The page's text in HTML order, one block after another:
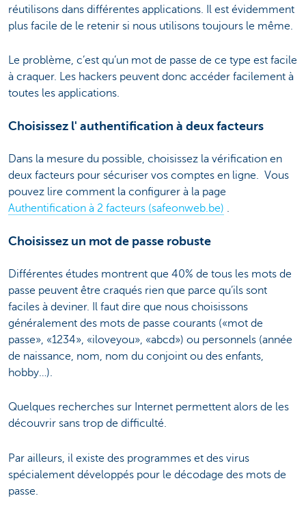
réutilisons dans différentes applications. Il est évidemment
plus facile de le retenir si nous utilisons toujours le même.
Le problème, c’est qu’un mot de passe de ce type est facile
à craquer. Les hackers peuvent donc accéder facilement à
toutes les applications.
Choisissez l' authentification à deux facteurs
Dans la mesure du possible, choisissez la vérification en
deux facteurs pour sécuriser vos comptes en ligne. Vous
pouvez lire comment la configurer à la page
Authentification à 2 facteurs (safeonweb.be) .
Choisissez un mot de passe robuste
Différentes études montrent que 40% de tous les mots de
passe peuvent être craqués rien que parce qu’ils sont
faciles à deviner. Il faut dire que nous choisissons
généralement des mots de passe courants («mot de
passe», «1234», «iloveyou», «abcd») ou personnels (année
de naissance, nom, nom du conjoint ou des enfants,
hobby…).
Quelques recherches sur Internet permettent alors de les
découvrir sans trop de difficulté.
Par ailleurs, il existe des programmes et des virus
spécialement développés pour le décodage des mots de
passe.